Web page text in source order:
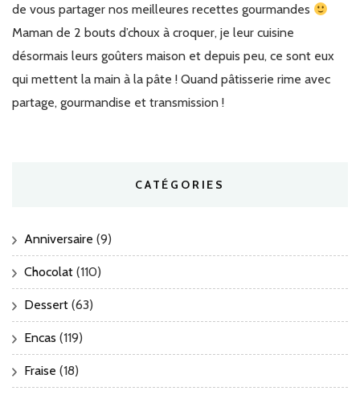
de vous partager nos meilleures recettes gourmandes
Maman de 2 bouts d’choux à croquer, je leur cuisine
désormais leurs goûters maison et depuis peu, ce sont eux
qui mettent la main à la pâte ! Quand pâtisserie rime avec
partage, gourmandise et transmission !
CATÉGORIES
Anniversaire (9)
Chocolat (110)
Dessert (63)
Encas (119)
Fraise (18)